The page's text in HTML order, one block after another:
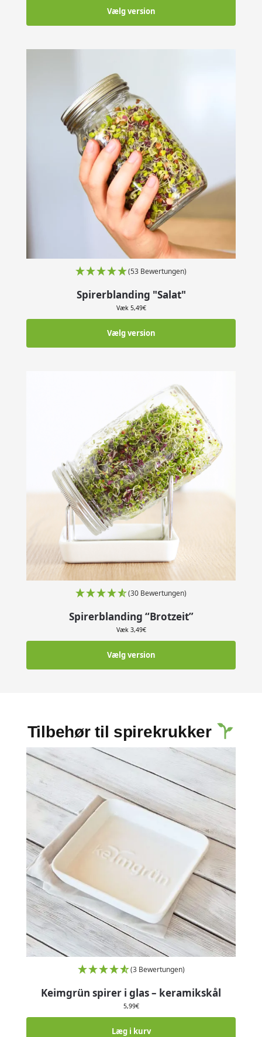
Vælg version
(53 Bewertungen)
Spirerblanding "Salat"
Væk 5,49€
Vælg version
(30 Bewertungen)
Spirerblanding “Brotzeit”
Væk 3,49€
Vælg version
Tilbehør til spirekrukker
(3 Bewertungen)
Keimgrün spirer i glas – keramikskål
5,99€
Læg i kurv